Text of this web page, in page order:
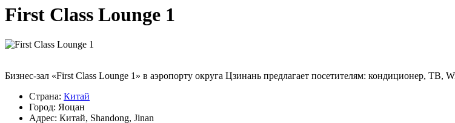
First Class Lounge 1
Бизнес-зал «First Class Lounge 1» в аэропорту округа Цзинань предлагает посетителям: кондиционер,
Страна: Китай
Город: Яоцан
Адрес: Китай, Shandong, Jinan